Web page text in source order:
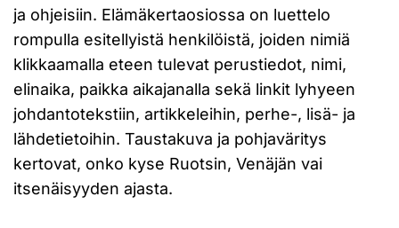
ja ohjeisiin. Elämäkertaosiossa on luettelo
rompulla esitellyistä henkilöistä, joiden nimiä
klikkaamalla eteen tulevat perustiedot, nimi,
elinaika, paikka aikajanalla sekä linkit lyhyeen
johdantotekstiin, artikkeleihin, perhe-, lisä- ja
lähdetietoihin. Taustakuva ja pohjaväritys
kertovat, onko kyse Ruotsin, Venäjän vai
itsenäisyyden ajasta.